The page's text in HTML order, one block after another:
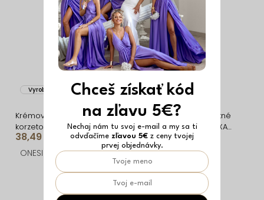
Vyrobené v EÚ
Krémové tvarujúce
korzetové šaty ESLIRA bez
ramienok
38,49 €
ONESIZE
Vyrobené v EÚ
Krémové dlhé elegantné
spoločenské šaty KALIXA
s výstrihom
32,39 €
ONESIZE
Chceš získať kód
na zľavu 5€?
Nechaj nám tu svoj e-mail a my sa ti
odvďačíme zľavou 5€ z ceny tvojej
prvej objednávky.